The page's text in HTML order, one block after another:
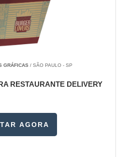
GRÁFICAS/ SÃO PAULO - SP
RESTAURANTE DELIVERY
AGORA